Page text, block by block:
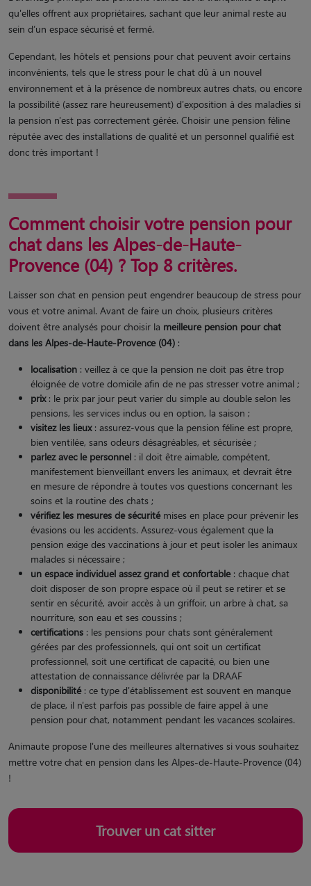
qu'elles offrent aux propriétaires, sachant que leur animal reste au
sein d’un espace sécurisé et fermé.
Cependant, les hôtels et pensions pour chat peuvent avoir certains
inconvénients, tels que le stress pour le chat dû à un nouvel
environnement et à la présence de nombreux autres chats, ou encore
la possibilité (assez rare heureusement) d'exposition à des maladies si
la pension n'est pas correctement gérée. Choisir une pension féline
réputée avec des installations de qualité et un personnel qualifié est
donc très important !
Comment choisir votre pension pour
chat dans les Alpes-de-Haute-
Provence (04) ? Top 8 critères.
Laisser son chat en pension peut engendrer beaucoup de stress pour
vous et votre animal. Avant de faire un choix, plusieurs critères
doivent être analysés pour choisir la meilleure pension pour chat
dans les Alpes-de-Haute-Provence (04) :
localisation : veillez à ce que la pension ne doit pas être trop
éloignée de votre domicile afin de ne pas stresser votre animal ;
prix: le prix par jour peut varier du simple au double selon les
pensions, les services inclus ou en option, la saison ;
visitez les lieux : assurez-vous que la pension féline est propre,
bien ventilée, sans odeurs désagréables, et sécurisée ;
parlez avec le personnel : il doit être aimable, compétent,
manifestement bienveillant envers les animaux, et devrait être
en mesure de répondre à toutes vos questions concernant les
soins et la routine des chats ;
vérifiez les mesures de sécuritémises en place pour prévenir les
évasions ou les accidents. Assurez-vous également que la
pension exige des vaccinations à jour et peut isoler les animaux
malades si nécessaire ;
un espace individuel assez grand et confortable: chaque chat
doit disposer de son propre espace où il peut se retirer et se
sentir en sécurité, avoir accès à un griffoir, un arbre à chat, sa
nourriture, son eau et ses coussins ;
certifications : les pensions pour chats sont généralement
gérées par des professionnels, qui ont soit un certificat
professionnel, soit une certificat de capacité, ou bien une
attestation de connaissance délivrée par la DRAAF
disponibilité: ce type d'établissement est souvent en manque
de place, il n'est parfois pas possible de faire appel à une
pension pour chat, notamment pendant les vacances scolaires.
Animaute propose l'une des meilleures alternatives si vous souhaitez
mettre votre chat en pension dans les Alpes-de-Haute-Provence (04)
!
Trouver un cat sitter